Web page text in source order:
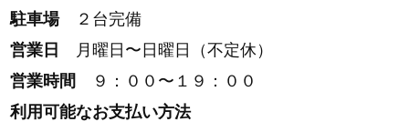
駐車場２台完備
営業日
月曜日〜日曜日（不定休）
営業時間 ９：００〜１９：００
利用可能なお支払い方法